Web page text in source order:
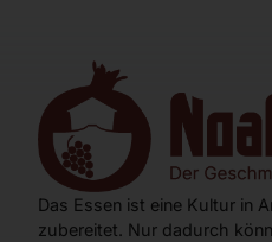
Das Essen ist eine Kultur in
zubereitet. Nur dadurch